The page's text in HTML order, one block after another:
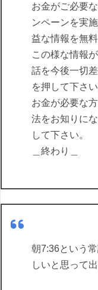
お金がご必要
ンペーンを実
益な情報を無
この様な情報
話を今後一切
を押して下さい
お金が必要な
法をお知りに
して下さい。
＿終わり＿
朝7:36という
しいと思って